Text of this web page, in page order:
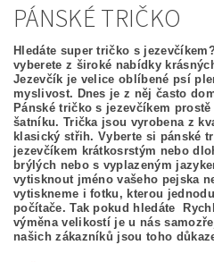
PÁNSKÉ TRIČKO
Hledáte super tričko s
vyberete z široké nabídky
Jezevčík je velice oblíbené psí
myslivost. Dnes je z něj často
Pánské tričko s jezevčíkem
šatníku. Trička jsou vyrobena z
klasický střih. Vyberte si pánské
jezevčíkem krátkosrstým nebo
brýlých nebo s vyplazeným
vytisknout jméno vašeho pejska
vytiskneme i fotku, kterou
počítače. Tak pokud hledáte
výměna velikostí je u nás
našich zákazníků jsou toho